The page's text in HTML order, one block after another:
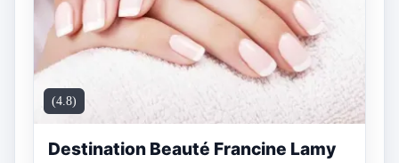
(4.8)
Destination Beauté Francine Lamy